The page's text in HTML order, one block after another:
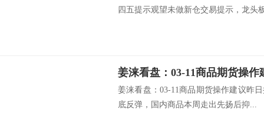
四五提示观望未做新仓交易提示，龙头
姜涞看盘：03-11商品期货操作
姜涞看盘：03-11商品期货操作建议昨
底反弹，国内商品本周走出先扬后抑...